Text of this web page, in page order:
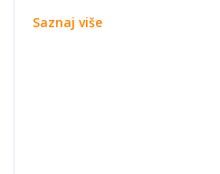
Saznaj više